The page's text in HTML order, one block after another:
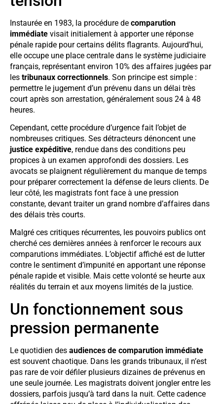
Instaurée en 1983, la procédure de comparution
immédiate visait initialement à apporter une réponse
pénale rapide pour certains délits flagrants. Aujourd’hui,
elle occupe une place centrale dans le système judiciaire
français, représentant environ 10% des affaires jugées par
les tribunaux correctionnels. Son principe est simple :
permettre le jugement d’un prévenu dans un délai très
court après son arrestation, généralement sous 24 à 48
heures.
Cependant, cette procédure d’urgence fait l’objet de
nombreuses critiques. Ses détracteurs dénoncent une
justice expéditive, rendue dans des conditions peu
propices à un examen approfondi des dossiers. Les
avocats se plaignent régulièrement du manque de temps
pour préparer correctement la défense de leurs clients. De
leur côté, les magistrats font face à une pression
constante, devant traiter un grand nombre d’affaires dans
des délais très courts.
Malgré ces critiques récurrentes, les pouvoirs publics ont
cherché ces dernières années à renforcer le recours aux
comparutions immédiates. L’objectif affiché est de lutter
contre le sentiment d’impunité en apportant une réponse
pénale rapide et visible. Mais cette volonté se heurte aux
réalités du terrain et aux moyens limités de la justice.
Un fonctionnement sous
pression permanente
Le quotidien des audiences de comparution immédiate
est souvent chaotique. Dans les grands tribunaux, il n’est
pas rare de voir défiler plusieurs dizaines de prévenus en
une seule journée. Les magistrats doivent jongler entre les
dossiers, parfois jusqu’à tard dans la nuit. Cette cadence